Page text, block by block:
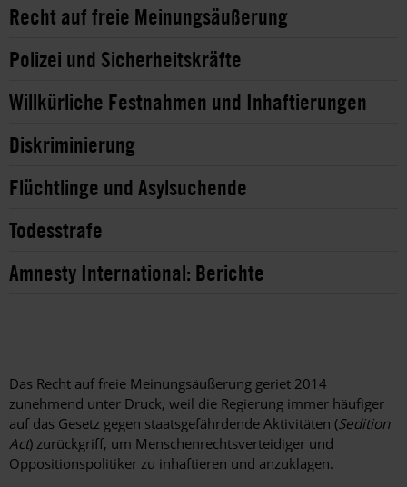
Recht auf freie Meinungsäußerung
Polizei und Sicherheitskräfte
Willkürliche Festnahmen und Inhaftierungen
Diskriminierung
Flüchtlinge und Asylsuchende
Todesstrafe
Amnesty International: Berichte
Das Recht auf freie Meinungsäußerung geriet 2014
zunehmend unter Druck, weil die Regierung immer häufiger
auf das Gesetz gegen staatsgefährdende Aktivitäten (Sedition
Act) zurückgriff, um Menschenrechtsverteidiger und
Oppositionspolitiker zu inhaftieren und anzuklagen.